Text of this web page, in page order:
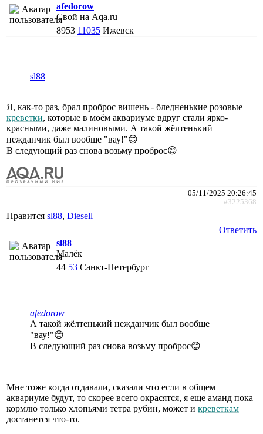
afedorow
Свой на Aqa.ru
8953 11035 Ижевск
sl88
Я, как-то раз, брал проброс вишень - бледненькие розовые
креветки, которые в моём аквариуме вдруг стали ярко-
красными, даже малиновыми. А такой жёлтенький
нежданчик был вообще "вау!"😊
В следующий раз снова возьму проброс😊
05/11/2025 20:26:45
#3225368
Нравится sl88, Diesell
Ответить
sl88
Малёк
44 53 Санкт-Петербург
afedorow
А такой жёлтенький нежданчик был вообще
"вау!"😊
В следующий раз снова возьму проброс😊
Мне тоже когда отдавали, сказали что если в общем
аквариуме будут, то скорее всего окрасятся, я еще аманд пока
кормлю только хлопьями тетра рубин, может и креветкам
достанется что-то.